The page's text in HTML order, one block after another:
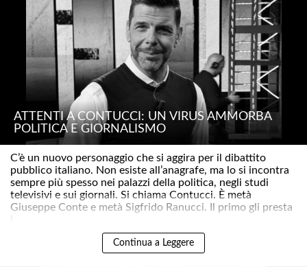
ATTENTI A CONTUCCI: UN VIRUS AMMORBA
POLITICA E GIORNALISMO
C’è un nuovo personaggio che si aggira per il dibattito
pubblico italiano. Non esiste all’anagrafe, ma lo si incontra
sempre più spesso nei palazzi della politica, negli studi
televisivi e sui giornali. Si chiama Contucci. È metà
Giuseppe Conte e metà Sigfrido Ranucci. Il primo gli presta
i..
Continua a Leggere